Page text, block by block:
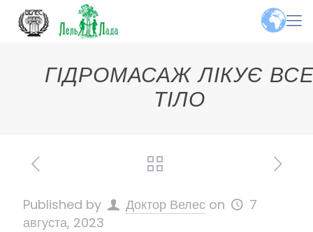
ГІДРОМАСАЖ ЛІКУЄ
ТІЛО
Published by Доктор Велес on
7
августа, 2023